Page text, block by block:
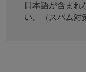
日本語が含まれ
い。（スパム対